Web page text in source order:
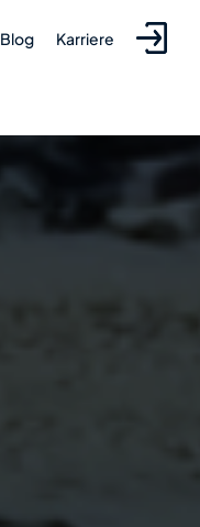
Blog Karriere